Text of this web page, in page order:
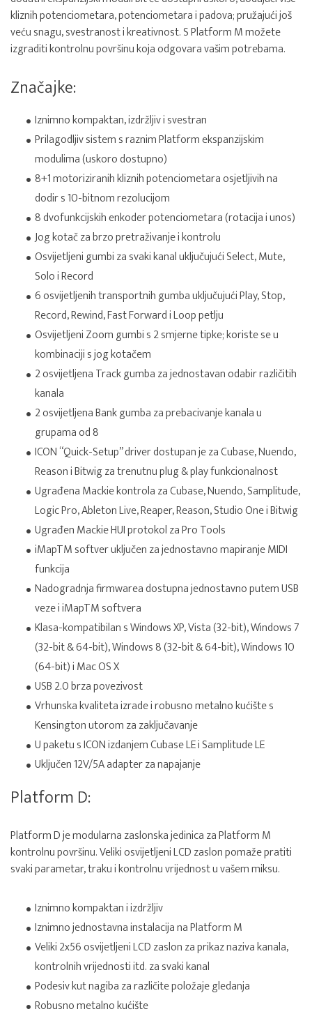
kliznih potenciometara, potenciometara i padova; pružajući još
veću snagu, svestranost i kreativnost. S Platform M možete
izgraditi kontrolnu površinu koja odgovara vašim potrebama.
Značajke:
Iznimno kompaktan, izdržljiv i svestran
Prilagodljiv sistem s raznim Platform ekspanzijskim
modulima (uskoro dostupno)
8+1 motoriziranih kliznih potenciometara osjetljivih na
dodir s 10-bitnom rezolucijom
8 dvofunkcijskih enkoder potenciometara (rotacija i unos)
Jog kotač za brzo pretraživanje i kontrolu
Osvijetljeni gumbi za svaki kanal uključujući Select, Mute,
Solo i Record
6 osvijetljenih transportnih gumba uključujući Play, Stop,
Record, Rewind, Fast Forward i Loop petlju
Osvijetljeni Zoom gumbi s 2 smjerne tipke; koriste se u
kombinaciji s jog kotačem
2 osvijetljena Track gumba za jednostavan odabir različitih
kanala
2 osvijetljena Bank gumba za prebacivanje kanala u
grupama od 8
ICON “Quick-Setup” driver dostupan je za Cubase, Nuendo,
Reason i Bitwig za trenutnu plug & play funkcionalnost
Ugrađena Mackie kontrola za Cubase, Nuendo, Samplitude,
Logic Pro, Ableton Live, Reaper, Reason, Studio One i Bitwig
Ugrađen Mackie HUI protokol za Pro Tools
iMapTM softver uključen za jednostavno mapiranje MIDI
funkcija
Nadogradnja firmwarea dostupna jednostavno putem USB
veze i iMapTM softvera
Klasa-kompatibilan s Windows XP, Vista (32-bit), Windows 7
(32-bit & 64-bit), Windows 8 (32-bit & 64-bit), Windows 10
(64-bit) i Mac OS X
USB 2.0 brza povezivost
Vrhunska kvaliteta izrade i robusno metalno kućište s
Kensington utorom za zaključavanje
U paketu s ICON izdanjem Cubase LE i Samplitude LE
Uključen 12V/5A adapter za napajanje
Platform D:
Platform D je modularna zaslonska jedinica za Platform M
kontrolnu površinu. Veliki osvijetljeni LCD zaslon pomaže pratiti
svaki parametar, traku i kontrolnu vrijednost u vašem miksu.
Iznimno kompaktan i izdržljiv
Iznimno jednostavna instalacija na Platform M
Veliki 2x56 osvijetljeni LCD zaslon za prikaz naziva kanala,
kontrolnih vrijednosti itd. za svaki kanal
Podesiv kut nagiba za različite položaje gledanja
Robusno metalno kućište